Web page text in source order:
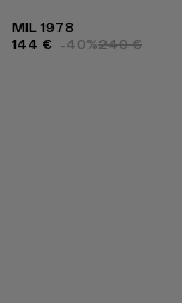
MIL 1978
144 € -40%240 €